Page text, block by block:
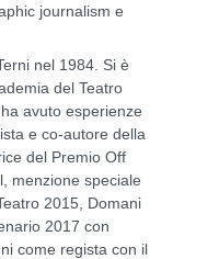
journalism e
nel 1984. Si è
del Teatro
avuto esperienze
e co-autore della
del Premio Off
menzione speciale
2015, Domani
2017 con
come regista con il